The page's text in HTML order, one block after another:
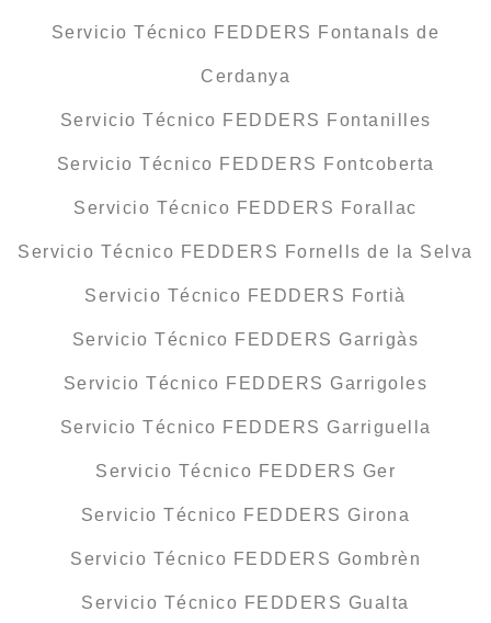
Servicio Técnico FEDDERS Fontanals de
Cerdanya
Servicio Técnico FEDDERS Fontanilles
Servicio Técnico FEDDERS Fontcoberta
Servicio Técnico FEDDERS Forallac
Servicio Técnico FEDDERS Fornells de la Selva
Servicio Técnico FEDDERS Fortià
Servicio Técnico FEDDERS Garrigàs
Servicio Técnico FEDDERS Garrigoles
Servicio Técnico FEDDERS Garriguella
Servicio Técnico FEDDERS Ger
Servicio Técnico FEDDERS Girona
Servicio Técnico FEDDERS Gombrèn
Servicio Técnico FEDDERS Gualta